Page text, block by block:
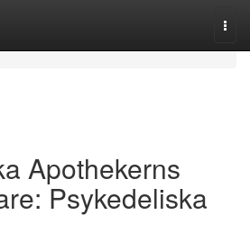
Apothekerns
Psykedeliska